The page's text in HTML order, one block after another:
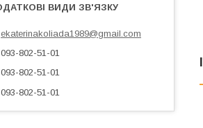
ekaterinakoliada1989@gmail.com
093-802-51-01
093-802-51-01
093-802-51-01